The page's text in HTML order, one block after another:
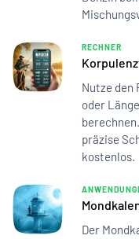
RECHNER
Nutze den
oder
präzise
kostenlos.
Der